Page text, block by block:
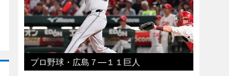
プロ野球・広島７―１１巨人